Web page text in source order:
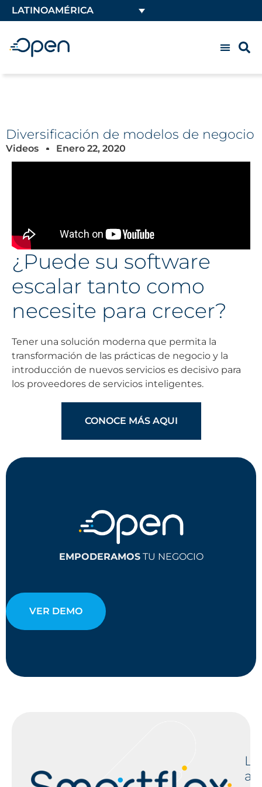
LATINOAMÉRICA
Diversificación de modelos de negocio
Videos Enero 22, 2020
¿Puede su software
escalar tanto como
necesite para crecer?
Tener una solución moderna que permita la
transformación de las prácticas de negocio y la
introducción de nuevos servicios es decisivo para
los proveedores de servicios inteligentes.
CONOCE MÁS AQUI
EMPODERAMOSTU NEGOCIO
VER DEMO
L
a